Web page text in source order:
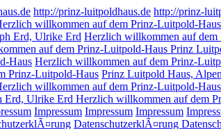
http://prinz-luitpoldhaus.de http://prinz-
willkommen auf dem Prinz-Luitpold-Haus
Erd, Ulrike Erd Herzlich willkommen auf
auf dem Prinz-Luitpold-Haus Prinz
Haus Herzlich willkommen auf dem Prinz-
Prinz-Luitpold-Haus Prinz Luitpold Haus,
willkommen auf dem Prinz-Luitpold-Haus
Ulrike Erd Herzlich willkommen auf dem
Impressum Impressum Impressum
DatenschutzerklÃ¤rung